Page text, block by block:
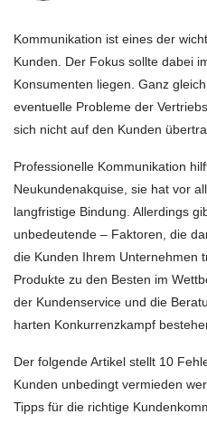
Kommunikation ist eines der
Kunden. Der Fokus sollte dabei
Konsumenten liegen. Ganz
eventuelle Probleme der
sich nicht auf den Kunden
Professionelle Kommunikation
Neukundenakquise, sie hat vor
langfristige Bindung. Allerdings
unbedeutende – Faktoren, die
die Kunden Ihrem Unternehmen
Produkte zu den Besten im
der Kundenservice und die
harten Konkurrenzkampf
Der folgende Artikel stellt 10
Kunden unbedingt vermieden
Tipps für die richtige